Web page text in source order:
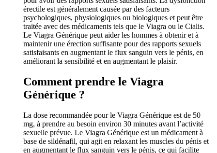
érectile est généralement causée par des facteurs
psychologiques, physiologiques ou biologiques et peut être
traitée avec des médicaments tels que le Viagra ou le Cialis.
Le Viagra Générique peut aider les hommes à obtenir et à
maintenir une érection suffisante pour des rapports sexuels
satisfaisants en augmentant le flux sanguin vers le pénis, en
améliorant la sensibilité et en augmentant le plaisir.
Comment prendre le Viagra
Générique ?
La dose recommandée pour le Viagra Générique est de 50
mg, à prendre au besoin environ 30 minutes avant l’activité
sexuelle prévue. Le Viagra Générique est un médicament à
base de sildénafil, qui agit en relaxant les muscles du pénis et
en augmentant le flux sanguin vers le pénis, ce qui facilite